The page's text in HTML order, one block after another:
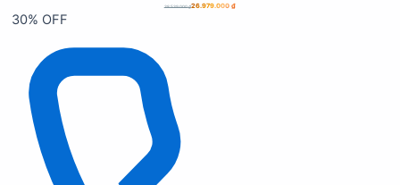
38.539.000 ₫26.979.000₫
30% OFF